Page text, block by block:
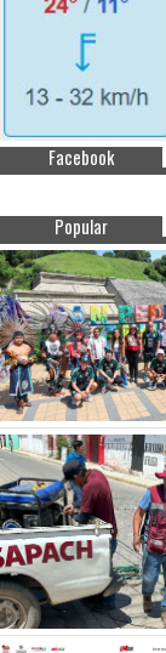
Facebook
Popular